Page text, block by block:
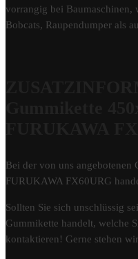
vorrangig bei Baumaschinen,
Bobcats, Raupendumper als
Bei der von uns
FURUKAWA FX60URG
Sollten Sie sich unschlüssig
Gummikette handelt, welche
kontaktieren! Gerne stehen